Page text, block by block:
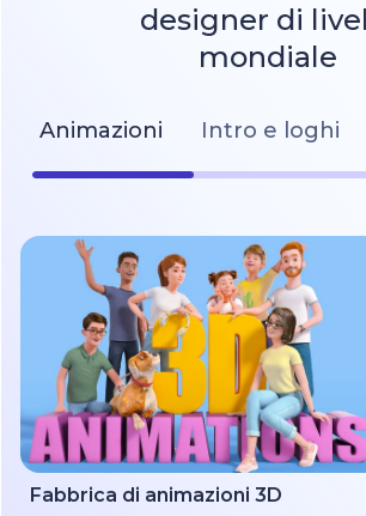
designer di
mondiale
Animazioni Intro e loghi
Fabbrica di animazioni 3D